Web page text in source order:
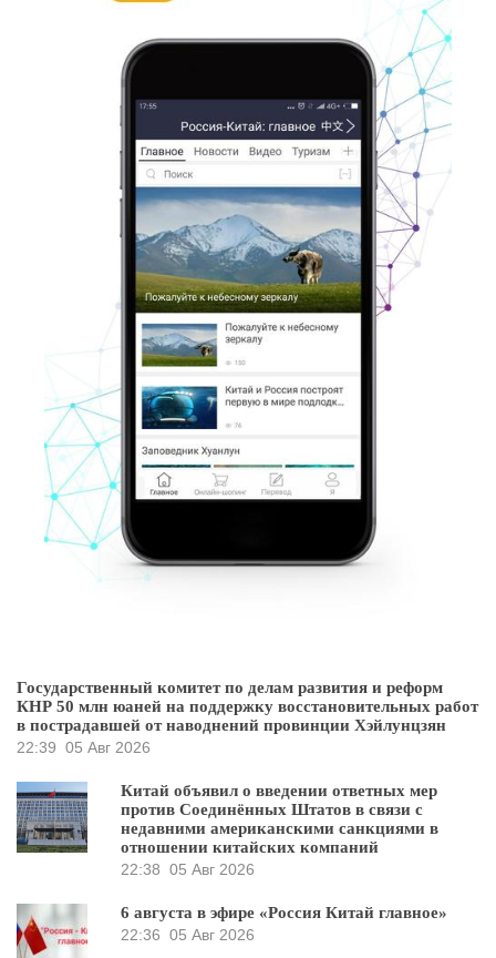
Государственный комитет по делам развития и реформ
КНР 50 млн юаней на поддержку восстановительных работ
в пострадавшей от наводнений провинции Хэйлунцзян
22:39 05 Авг 2026
Китай объявил о введении ответных мер
против Соединённых Штатов в связи с
недавними американскими санкциями в
отношении китайских компаний
22:38 05 Авг 2026
6 августа в эфире «Россия Китай главное»
22:36 05 Авг 2026